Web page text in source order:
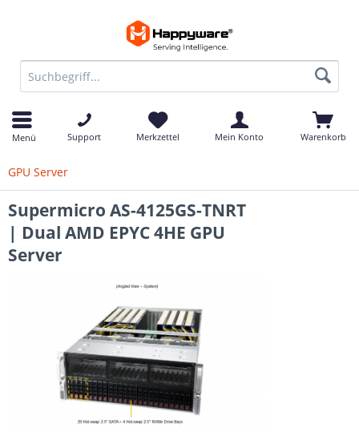
Menü Support Merkzettel Mein Konto Warenkorb
GPU Server
Supermicro AS-4125GS-TNRT
| Dual AMD EPYC 4HE GPU
Server